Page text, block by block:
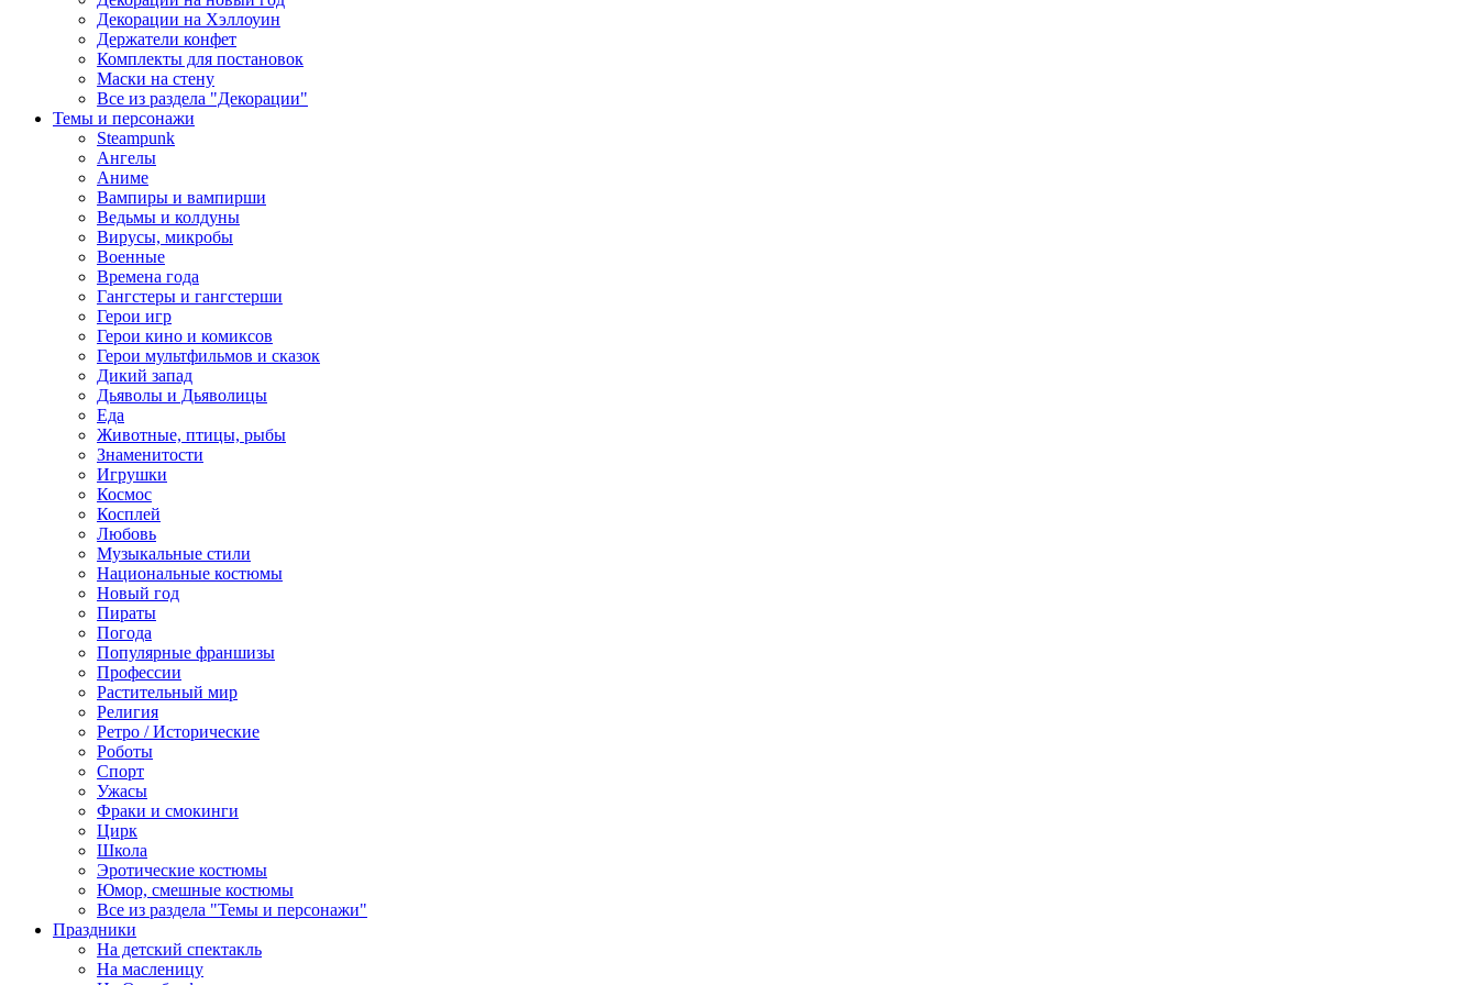
Декорации на Хэллоуин
Держатели конфет
Комплекты для постановок
Маски на стену
Все из раздела "Декорации"
Темы и персонажи
Steampunk
Ангелы
Аниме
Вампиры и вампирши
Ведьмы и колдуны
Вирусы, микробы
Военные
Времена года
Гангстеры и гангстерши
Герои игр
Герои кино и комиксов
Герои мультфильмов и сказок
Дикий запад
Дьяволы и Дьяволицы
Еда
Животные, птицы, рыбы
Знаменитости
Игрушки
Космос
Косплей
Любовь
Музыкальные стили
Национальные костюмы
Новый год
Пираты
Погода
Популярные франшизы
Профессии
Растительный мир
Религия
Ретро / Исторические
Роботы
Спорт
Ужасы
Фраки и смокинги
Цирк
Школа
Эротические костюмы
Юмор, смешные костюмы
Все из раздела "Темы и персонажи"
Праздники
На детский спектакль
На масленицу